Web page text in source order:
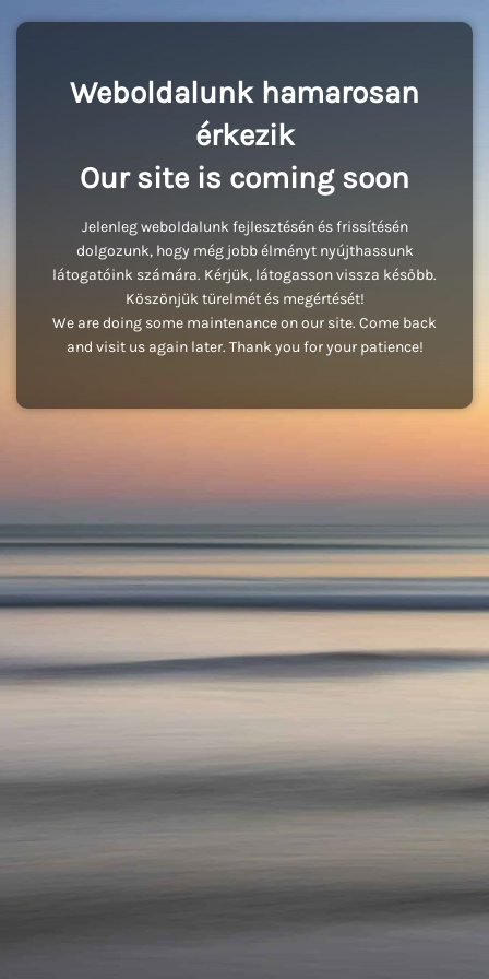
Weboldalunk hamarosan
érkezik
Our site is coming soon
Jelenleg weboldalunk fejlesztésén és frissítésén
dolgozunk, hogy még jobb élményt nyújthassunk
látogatóink számára. Kérjük, látogasson vissza később.
Köszönjük türelmét és megértését!
We are doing some maintenance on our site. Come back
and visit us again later. Thank you for your patience!